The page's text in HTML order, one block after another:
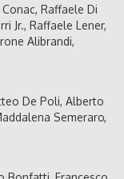
Raffaele Di
Jr., Raffaele Lener,
Alibrandi,
De Poli, Alberto
Semeraro,